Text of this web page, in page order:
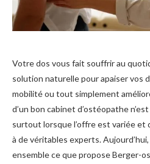
Votre dos vous fait souffrir au
solution naturelle pour apaiser vos
mobilité ou tout simplement
d’un bon cabinet d’ostéopathe
surtout lorsque l’offre est variée et
à de véritables experts.
ensemble ce que propose Berger-